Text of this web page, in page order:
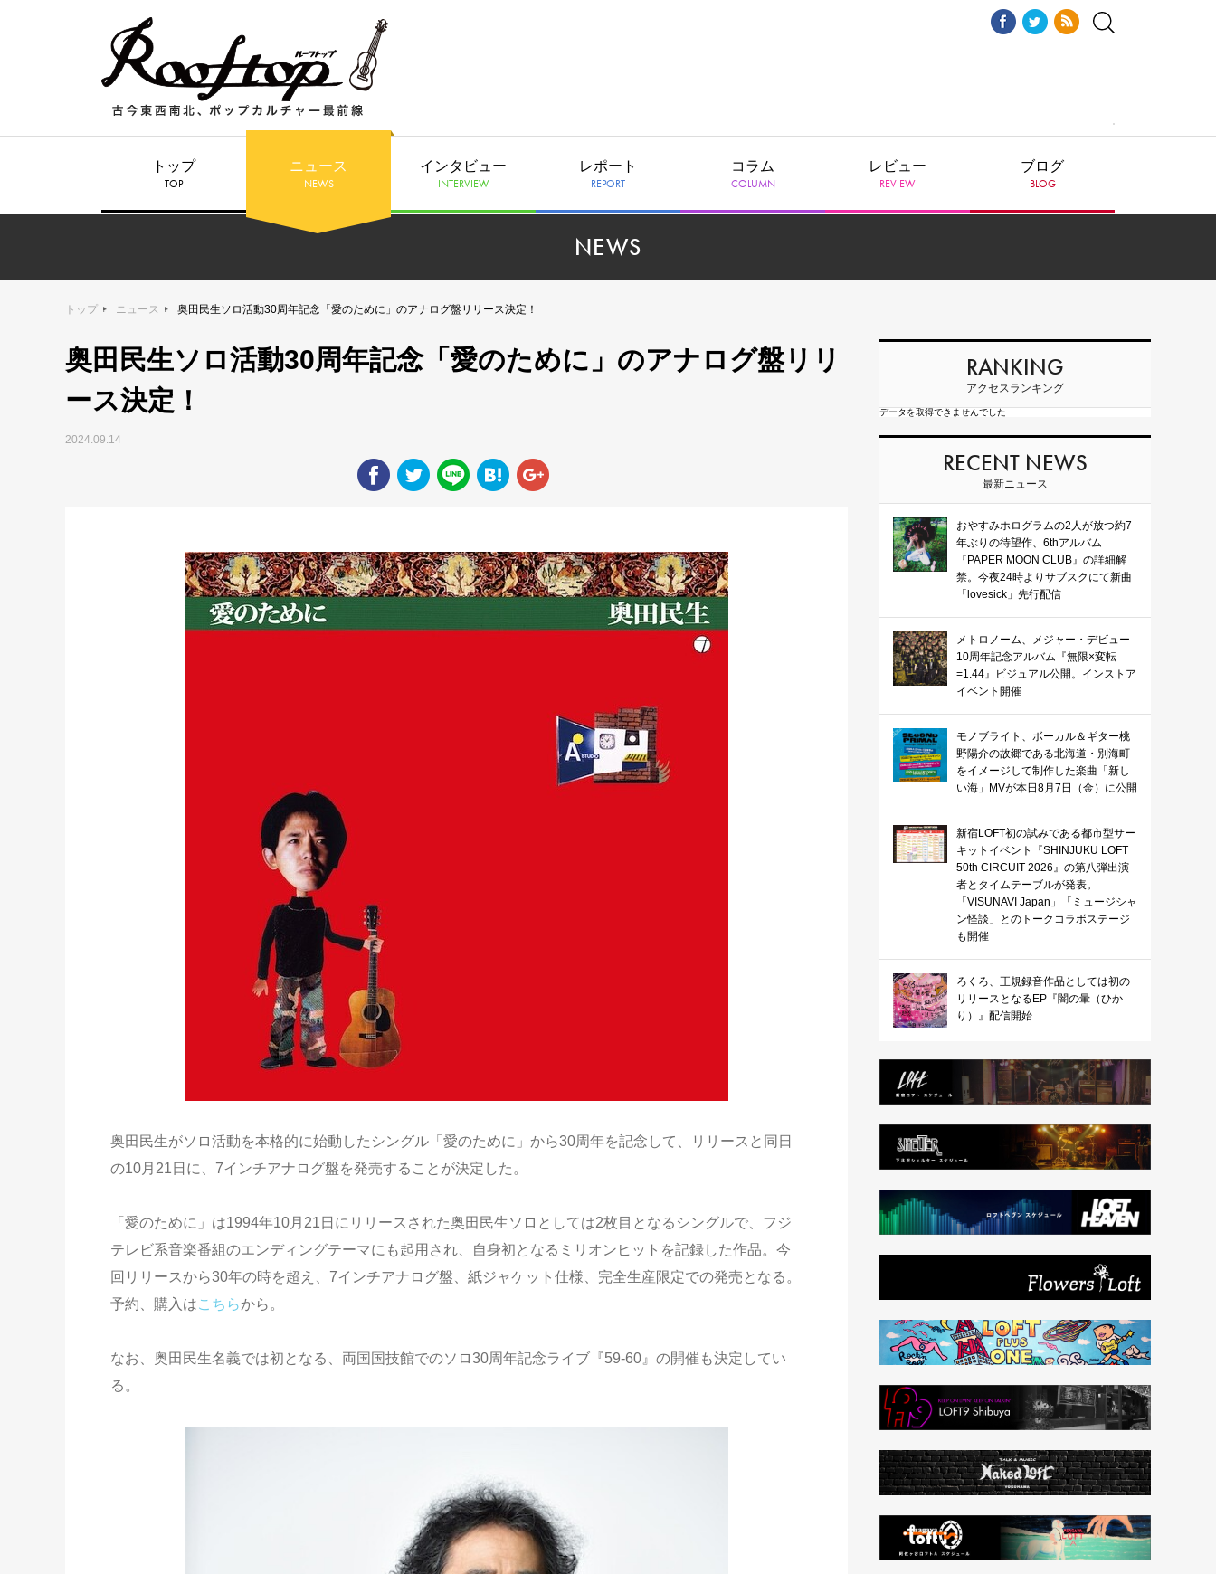
トップ
TOP
ニュース
NEWS
インタビュー
INTERVIEW
レポート
REPORT
コラム
COLUMN
レビュー
REVIEW
ブログ
BLOG
NEWS
トップ ニュース ​​​​​​奥田民生ソロ活動30周年記念「愛のために」のアナログ盤リリース決定！
​​​​​​奥田民生ソロ活動30周年記念「愛のために」のアナログ盤リリ
ース決定！
2024.09.14
奥田民生がソロ活動を本格的に始動したシングル「愛のために」から30周年を記念して、リリースと同日
の10月21日に、7インチアナログ盤を発売することが決定した。
「愛のために」は1994年10月21日にリリースされた奥田民生ソロとしては2枚目となるシングルで、フジ
テレビ系音楽番組のエンディングテーマにも起用され、自身初となるミリオンヒットを記録した作品。今
回リリースから30年の時を超え、7インチアナログ盤、紙ジャケット仕様、完全生産限定での発売となる。
予約、購入はこちらから。
なお、奥田民生名義では初となる、両国国技館でのソロ30周年記念ライブ『59-60』の開催も決定してい
る。
RANKING
アクセスランキング
データを取得できませんでした
RECENT NEWS
最新ニュース
おやすみホログラムの2人が放つ約7
年ぶりの待望作、6thアルバム
『PAPER MOON CLUB』の詳細解
禁。今夜24時よりサブスクにて新曲
「lovesick」先行配信
メトロノーム、メジャー・デビュー
10周年記念アルバム『無限×変転
=1.44』ビジュアル公開。インストア
イベント開催
モノブライト、ボーカル＆ギター桃
野陽介の故郷である北海道・別海町
をイメージして制作した楽曲「新し
い海」MVが本日8月7日（金）に公開
新宿LOFT初の試みである都市型サー
キットイベント『SHINJUKU LOFT
50th CIRCUIT 2026』の第八弾出演
者とタイムテーブルが発表。
「VISUNAVI Japan」「ミュージシャ
ン怪談」とのトークコラボステージ
も開催
ろくろ、正規録音作品としては初の
リリースとなるEP『闇の暈（ひか
り）』配信開始